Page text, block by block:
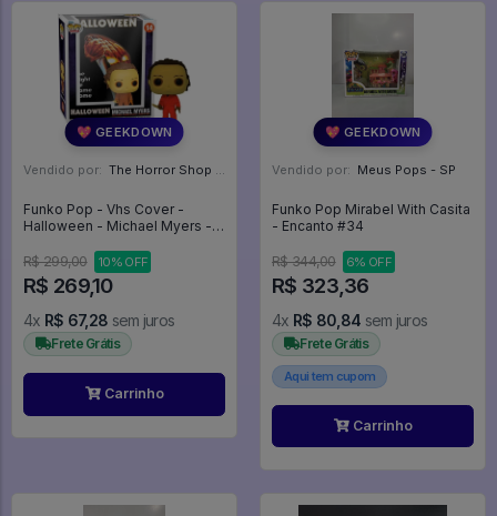
💖 GEEKDOWN
Vendido por: The Horror Shop - Colecionáveis - MG
Funko Pop - Vhs Cover -
Halloween - Michael Myers -
R$ 299,00
10% OFF
R$ 269,10
4x R$ 67,28 sem juros
Frete Grátis
Carrinho
💖 GEEKDOWN
Vendido por: Meus Pops - SP
Funko Pop Mirabel With Casita
- Encanto #34
R$ 344,00 6% OFF
R$ 323,36
4x R$ 80,84 sem juros
Frete Grátis
Aqui tem cupom
Carrinho